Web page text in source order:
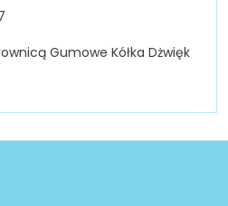
Gumowe Kółka Dżwięk